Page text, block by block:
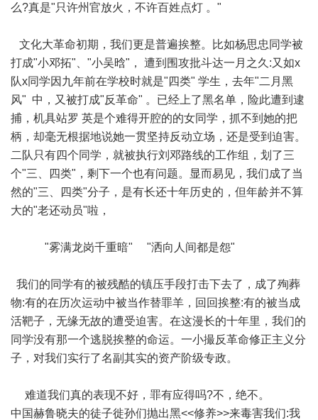
么?真是"只许州官放火，不许百姓点灯 。"
文化大革命初期，我们更是普遍挨整。比如杨思忠同学被
打成"小邓拓"、"小吴晗"， 遭到围攻批斗达一月之久:又如x
队x同学因九年前在学校时就是"四类" 学生，去年"二月黑
风" 中，又被打成"反革命" 。已经上了黑名单，险此遭到逮
捕，机具站罗 英是个难得开腔的的女同学，抓不到她的把
柄，却毫无根据地说她一贯坚持反动立场，还是受到迫害。
二队只有四个同学，就被执行刘邓路线的工作组，划了三
个"三、四类"，剩下一个也有问题。显而易见，我们成了当
然的"三、四类"分子，是有长还十年历史的，但年龄并不算
大的"老还动员"啦，
"雾满龙岗千重暗" "洒向人间都是怨"
我们的同学有的被残酷的镇压手段打击下去了，成了殉葬
物:有的在历次运动中被当作替罪羊，回回挨整:有的被当成
活靶子，无缘无故的遭受迫害。在这漫长的十年里，我们的
同学没有那一个逃脱挨整的命运。一小撮反革命修正主义分
子，对我们实行了名副其实的资产阶级专政。
难道我们真的表现不好，罪有应得吗?不，绝不。
中国赫鲁晓夫的徒子徙孙们抛出黑<<修养>>来毒害我们:我